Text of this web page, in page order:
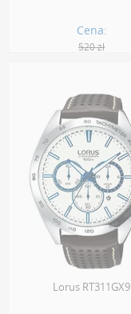
Cena:
520 zł
Lorus RT311GX9